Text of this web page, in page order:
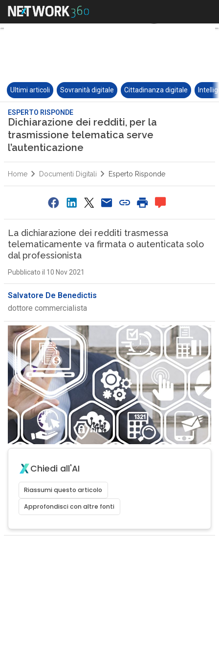
Ultimi articoli Sovranità digitale Cittadinanza digitale
ESPERTO RISPONDE
Dichiarazione dei redditi, per la
trasmissione telematica serve
l’autenticazione
Home Documenti Digitali Esperto Risponde
La dichiarazione dei redditi trasmessa
telematicamente va firmata o autenticata solo
dal professionista
Pubblicato il 10 Nov 2021
Salvatore De Benedictis
dottore commercialista
Chiedi all'AI
Riassumi questo articolo
Approfondisci con altre fonti